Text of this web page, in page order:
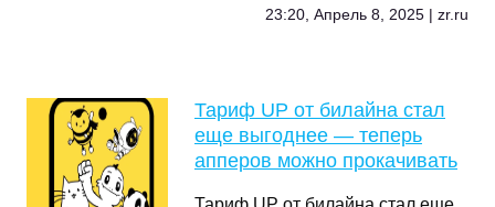
23:20, Апрель 8, 2025 | zr.ru
Тариф UP от билайна cтал
еще выгоднее — теперь
апперов можно прокачивать